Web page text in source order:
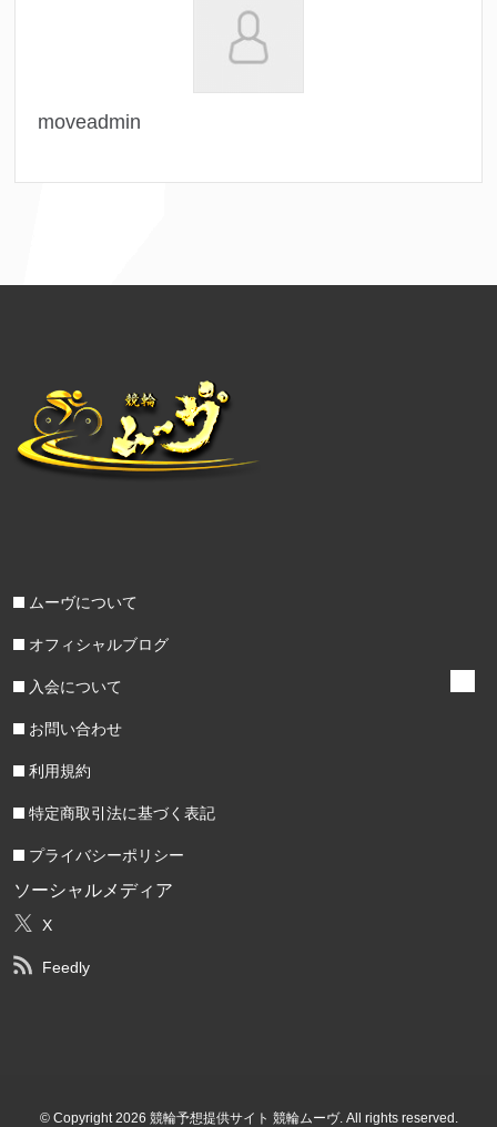
moveadmin
ムーヴについて
オフィシャルブログ
入会について
お問い合わせ
利用規約
特定商取引法に基づく表記
プライバシーポリシー
ソーシャルメディア
X
Feedly
© Copyright 2026 競輪予想提供サイト 競輪ムーヴ. All rights reserved.